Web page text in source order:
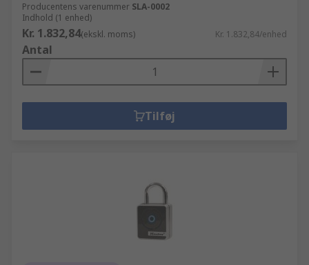
Producentens varenummer SLA-0002
Indhold (1 enhed)
Kr. 1.832,84(ekskl. moms) Kr. 1.832,84/enhed
Antal
Tilføj